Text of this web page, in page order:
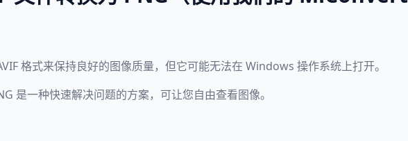
格式来保持良好的图像质量，但它可能无法在 Windows 操作系统上打开。
是一种快速解决问题的方案，可让您自由查看图像。